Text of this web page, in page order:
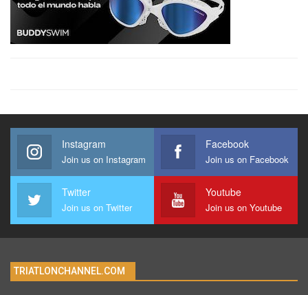
Instagram
Join us on Instagram
Facebook
Join us on Facebook
Twitter
Join us on Twitter
Youtube
Join us on Youtube
TRIATLONCHANNEL.COM